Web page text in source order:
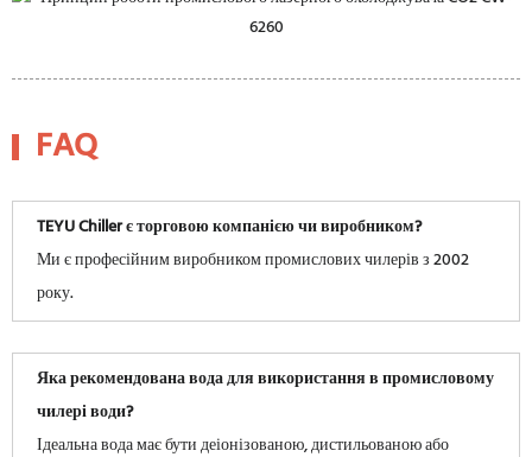
FAQ
TEYU Chiller є торговою компанією чи виробником?
Ми є професійним виробником промислових чилерів з 2002
року.
Яка рекомендована вода для використання в промисловому
чилері води?
Ідеальна вода має бути деіонізованою, дистильованою або